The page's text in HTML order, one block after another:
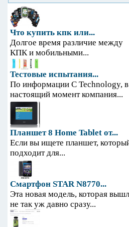
Что купить кпк или...
Долгое время различие между
КПК и мобильными...
Тестовые испытания...
По информации С Technology, в
настоящий момент компания...
Планшет 8 Home Tablet от...
Если вы ищете планшет,
подходит для...
Смартфон STAR N8770...
Эта новая модель, которая
не так уж давно сразу...